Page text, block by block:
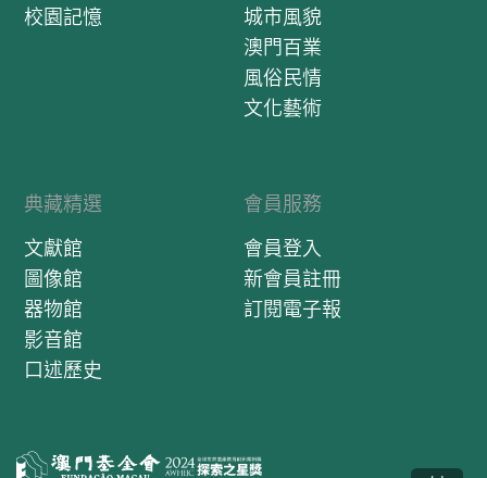
校園記憶
城市風貌
澳門百業
風俗民情
文化藝術
典藏精選
文獻館
圖像館
器物館
影音館
口述歷史
會員服務
會員登入
新會員註冊
訂閱電子報